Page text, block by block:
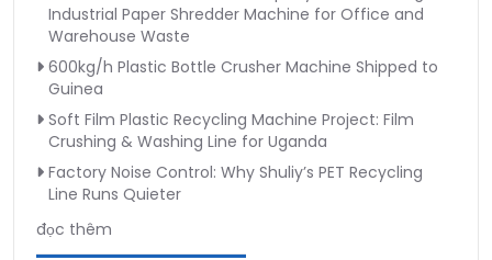
Industrial Paper Shredder Machine for Office and
Warehouse Waste
600kg/h Plastic Bottle Crusher Machine Shipped to
Guinea
Soft Film Plastic Recycling Machine Project: Film
Crushing & Washing Line for Uganda
Factory Noise Control: Why Shuliy’s PET Recycling
Line Runs Quieter
đọc thêm